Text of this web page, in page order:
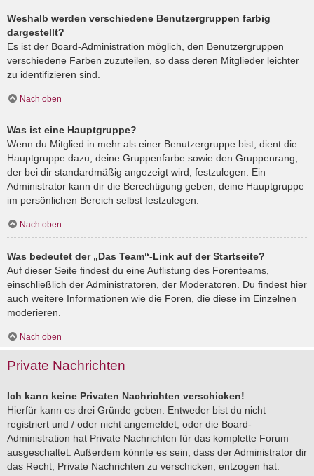
Weshalb werden verschiedene Benutzergruppen farbig
dargestellt?
Es ist der Board-Administration möglich, den Benutzergruppen
verschiedene Farben zuzuteilen, so dass deren Mitglieder leichter
zu identifizieren sind.
Nach oben
Was ist eine Hauptgruppe?
Wenn du Mitglied in mehr als einer Benutzergruppe bist, dient die
Hauptgruppe dazu, deine Gruppenfarbe sowie den Gruppenrang,
der bei dir standardmäßig angezeigt wird, festzulegen. Ein
Administrator kann dir die Berechtigung geben, deine Hauptgruppe
im persönlichen Bereich selbst festzulegen.
Nach oben
Was bedeutet der „Das Team“-Link auf der Startseite?
Auf dieser Seite findest du eine Auflistung des Forenteams,
einschließlich der Administratoren, der Moderatoren. Du findest hier
auch weitere Informationen wie die Foren, die diese im Einzelnen
moderieren.
Nach oben
Private Nachrichten
Ich kann keine Privaten Nachrichten verschicken!
Hierfür kann es drei Gründe geben: Entweder bist du nicht
registriert und / oder nicht angemeldet, oder die Board-
Administration hat Private Nachrichten für das komplette Forum
ausgeschaltet. Außerdem könnte es sein, dass der Administrator dir
das Recht, Private Nachrichten zu verschicken, entzogen hat.